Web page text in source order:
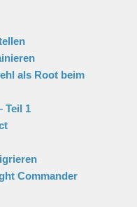
als Root beim
Teil 1
Commander